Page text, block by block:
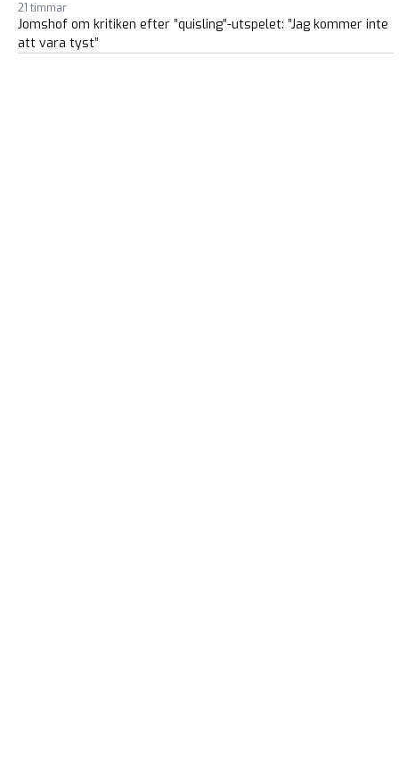
21 timmar
Jomshof om kritiken efter ”quisling”-utspelet: ”Jag kommer inte
att vara tyst”